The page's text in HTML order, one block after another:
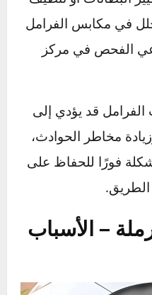
إلى الحد الأدنى من
لمنع تلف الأقراص
ظهور خدوش على
وإذا كانت
بأخرى
بشكل صحيح،